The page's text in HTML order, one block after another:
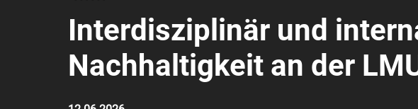
Interdisziplinär und
Nachhaltigkeit an der